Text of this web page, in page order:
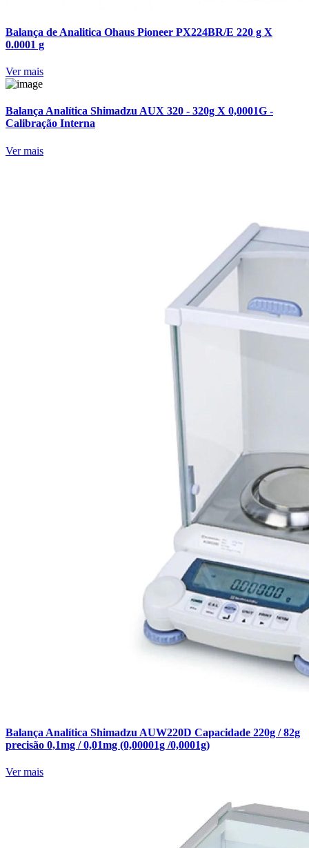
Balança de Analitica Ohaus Pioneer PX224BR/E 220 g X
0.0001 g
Ver mais
Balança Analítica Shimadzu AUX 320 - 320g X 0,0001G -
Calibração Interna
Ver mais
Balança Analítica Shimadzu AUW220D Capacidade 220g / 82g
precisão 0,1mg / 0,01mg (0,00001g /0,0001g)
Ver mais